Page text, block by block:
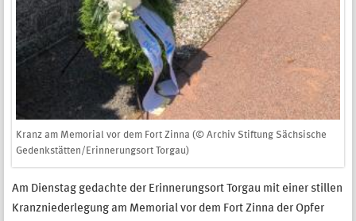
Kranz am Memorial vor dem Fort Zinna (© Archiv Stiftung Sächsische
Gedenkstätten/Erinnerungsort Torgau)
Am Dienstag gedachte der Erinnerungsort Torgau mit einer stillen
Kranzniederlegung am Memorial vor dem Fort Zinna der Opfer